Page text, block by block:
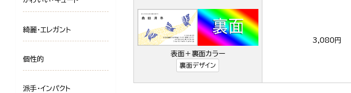
表面＋裏面カラー
裏面デザイン
3,080円
綺麗・エレガント
個性的
派手・インパクト